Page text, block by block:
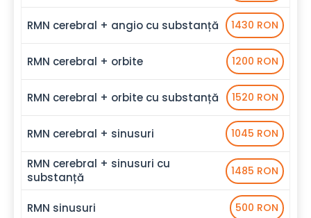
RMN cerebral + angio cu substanță 1430 RON
RMN cerebral + orbite 1200 RON
RMN cerebral + orbite cu substanță 1520 RON
RMN cerebral + sinusuri 1045 RON
RMN cerebral + sinusuri cu
substanță
1485 RON
RMN sinusuri 500 RON